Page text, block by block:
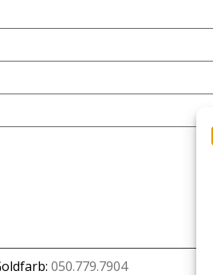
050.779.7904